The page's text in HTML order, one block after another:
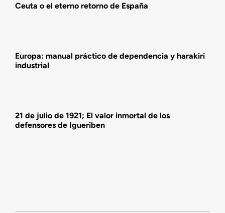
Ceuta o el eterno retorno de España
Europa: manual práctico de dependencia y harakiri
industrial
21 de julio de 1921; El valor inmortal de los
defensores de Igueriben